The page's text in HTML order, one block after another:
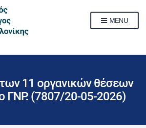
m
MENU
11 οργανικών θέσεων
ΓΝΡ. (7807/20-05-2026)